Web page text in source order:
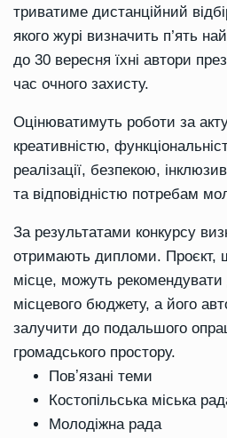
триватиме дистанційний
якого журі визначить п’ять
до 30 вересня їхні автори
час очного захисту.
Оцінюватимуть роботи за
креативністю,
реалізації, безпекою,
та відповідністю потребам
За результатами конкурсу
отримають дипломи. Проєкт,
місце, можуть рекомендувати
місцевого бюджету, а його
залучити до подальшого
громадського простору.
Повʼязані теми
Костопільська міська
Молодіжна рада